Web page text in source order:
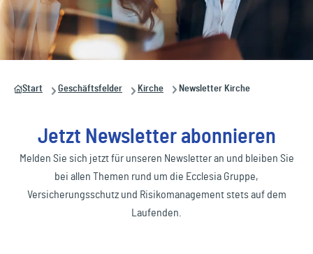
Start Geschäftsfelder Kirche Newsletter Kirche
Jetzt Newsletter abonnieren
Melden Sie sich jetzt für unseren Newsletter an und bleiben Sie
bei allen Themen rund um die Ecclesia Gruppe,
Versicherungsschutz und Risikomanagement stets auf dem
Laufenden.